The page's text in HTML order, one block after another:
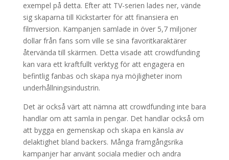
exempel på detta. Efter att TV-serien lades ner, vände
sig skaparna till Kickstarter för att finansiera en
filmversion. Kampanjen samlade in över 5,7 miljoner
dollar från fans som ville se sina favoritkaraktärer
återvända till skärmen. Detta visade att crowdfunding
kan vara ett kraftfullt verktyg för att engagera en
befintlig fanbas och skapa nya möjligheter inom
underhållningsindustrin.
Det är också värt att nämna att crowdfunding inte bara
handlar om att samla in pengar. Det handlar också om
att bygga en gemenskap och skapa en känsla av
delaktighet bland backers. Många framgångsrika
kampanjer har använt sociala medier och andra